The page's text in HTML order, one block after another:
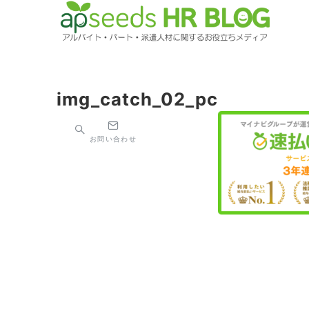
お問い合わせ
img_catch_02_pc